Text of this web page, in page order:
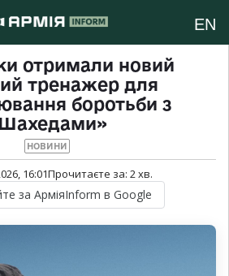
EN
отримали новий
тренажер для
боротьби з
НОВИНИ
16:01Прочитаєте за: 2хв.
за АрміяInform в Google